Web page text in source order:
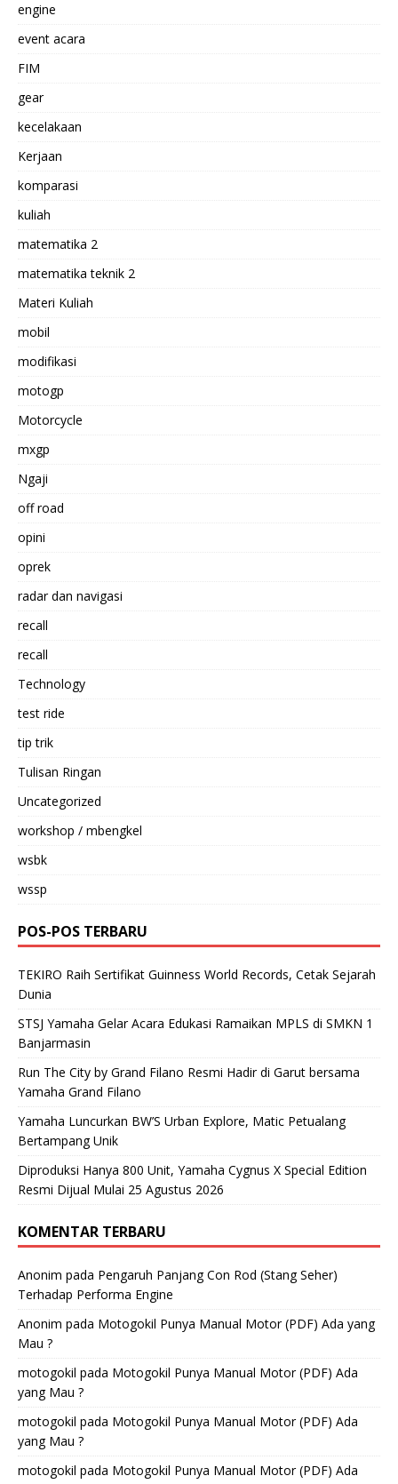
engine
event acara
FIM
gear
kecelakaan
Kerjaan
komparasi
kuliah
matematika 2
matematika teknik 2
Materi Kuliah
mobil
modifikasi
motogp
Motorcycle
mxgp
Ngaji
off road
opini
oprek
radar dan navigasi
recall
recall
Technology
test ride
tip trik
Tulisan Ringan
Uncategorized
workshop / mbengkel
wsbk
wssp
POS-POS TERBARU
TEKIRO Raih Sertifikat Guinness World Records, Cetak Sejarah
Dunia
STSJ Yamaha Gelar Acara Edukasi Ramaikan MPLS di SMKN 1
Banjarmasin
Run The City by Grand Filano Resmi Hadir di Garut bersama
Yamaha Grand Filano
Yamaha Luncurkan BW’S Urban Explore, Matic Petualang
Bertampang Unik
Diproduksi Hanya 800 Unit, Yamaha Cygnus X Special Edition
Resmi Dijual Mulai 25 Agustus 2026
KOMENTAR TERBARU
Anonim pada Pengaruh Panjang Con Rod (Stang Seher)
Terhadap Performa Engine
Anonim pada Motogokil Punya Manual Motor (PDF) Ada yang
Mau ?
motogokil pada Motogokil Punya Manual Motor (PDF) Ada
yang Mau ?
motogokil pada Motogokil Punya Manual Motor (PDF) Ada
yang Mau ?
motogokil pada Motogokil Punya Manual Motor (PDF) Ada